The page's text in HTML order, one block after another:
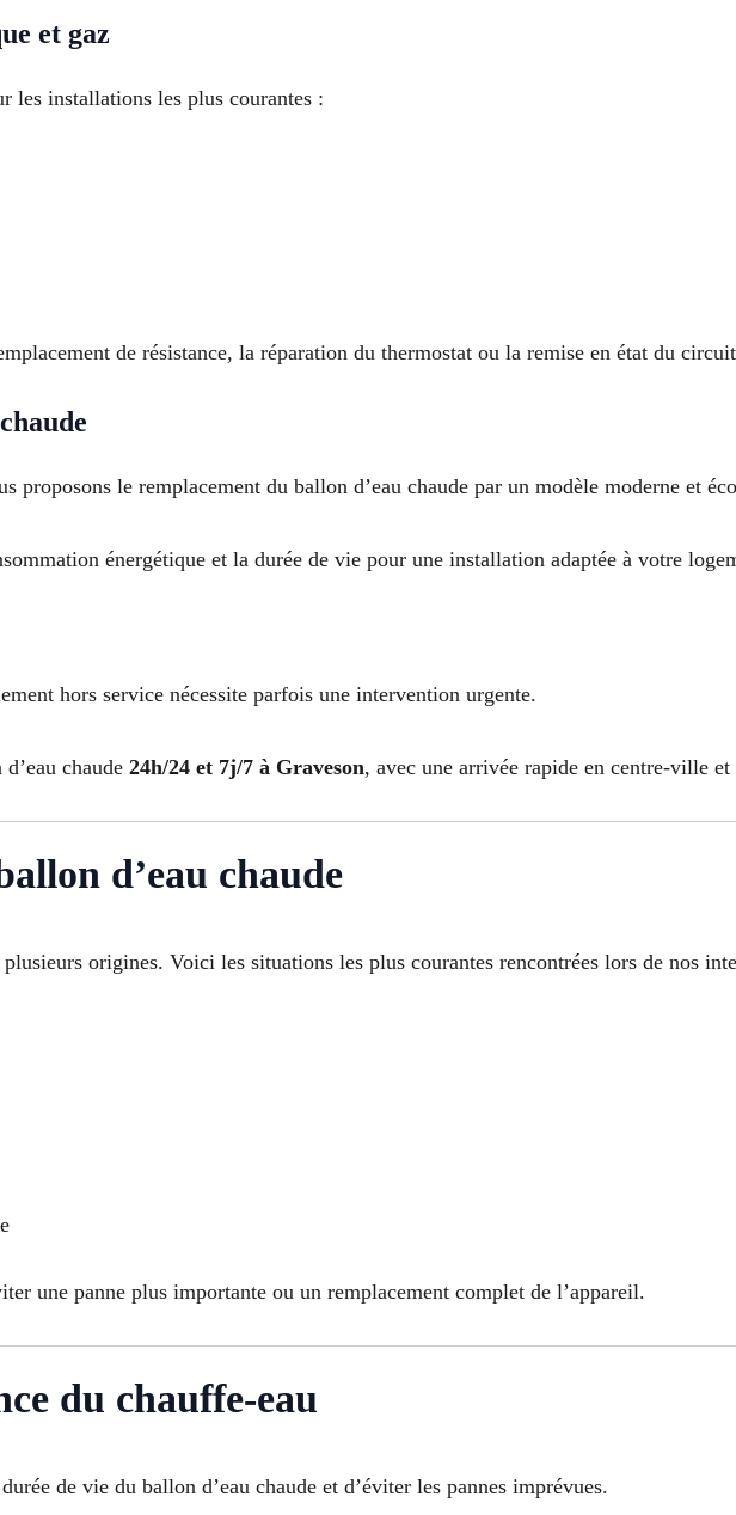
et gaz
les installations les plus courantes :
de résistance, la réparation du thermostat ou la remise en état du
proposons le remplacement du ballon d’eau chaude par un modèle moderne et
énergétique et la durée de vie pour une installation adaptée à votre
hors service nécessite parfois une intervention urgente.
chaude 24h/24 et 7j/7 à Graveson, avec une arrivée rapide en centre-ville et
d’eau chaude
origines. Voici les situations les plus courantes rencontrées lors de nos
une panne plus importante ou un remplacement complet de l’appareil.
du chauffe-eau
de vie du ballon d’eau chaude et d’éviter les pannes imprévues.